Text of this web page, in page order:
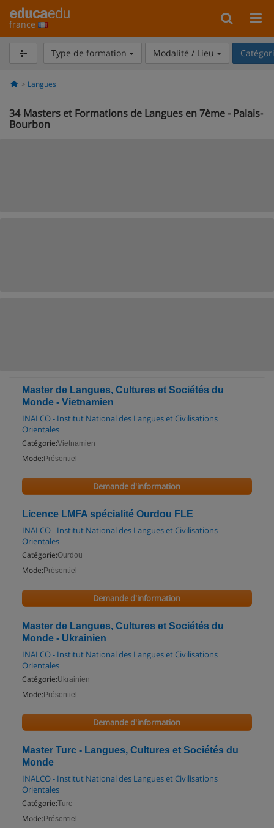
france
Type de formation Modalité / Lieu
Langues
34 Masters et Formations de Langues en 7ème - Palais-
Bourbon
Master de Langues, Cultures et Sociétés du
Monde - Vietnamien
INALCO - Institut National des Langues et Civilisations
Orientales
Catégorie:Vietnamien
Mode: Présentiel
Demande d'information
Licence LMFA spécialité Ourdou FLE
INALCO - Institut National des Langues et Civilisations
Orientales
Catégorie:Ourdou
Mode: Présentiel
Demande d'information
Master de Langues, Cultures et Sociétés du
Monde - Ukrainien
INALCO - Institut National des Langues et Civilisations
Orientales
Catégorie:Ukrainien
Mode: Présentiel
Demande d'information
Master Turc - Langues, Cultures et Sociétés du
Monde
INALCO - Institut National des Langues et Civilisations
Orientales
Catégorie:Turc
Mode: Présentiel